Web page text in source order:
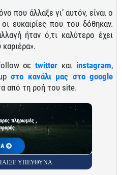
που άλλαξε γι’ αυτόν, είναι ο
ευκαιρίες που του δόθηκαν.
ήταν ό,τι καλύτερο έχει
σεtwitter και instagram,
στο κανάλι μας στο google
από τη ροή του site.
πληρωμές ,
ΥΠΕΥΘΥΝΑ